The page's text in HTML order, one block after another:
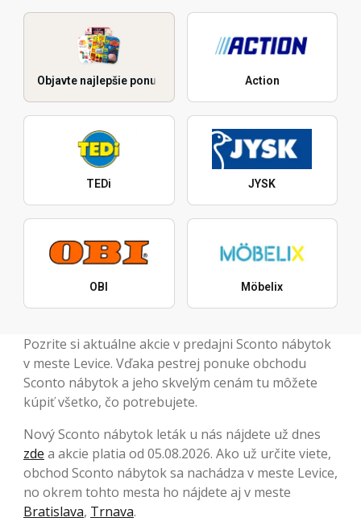
Objavte najlepšie ponuky Action
TEDi JYSK
OBI Möbelix
Pozrite si aktuálne akcie v predajni Sconto nábytok
v meste Levice. Vďaka pestrej ponuke obchodu
Sconto nábytok a jeho skvelým cenám tu môžete
kúpiť všetko, čo potrebujete.
Nový Sconto nábytok leták u nás nájdete už dnes
zde a akcie platia od 05.08.2026. Ako už určite viete,
obchod Sconto nábytok sa nachádza v meste Levice,
no okrem tohto mesta ho nájdete aj v meste
Bratislava, Trnava.